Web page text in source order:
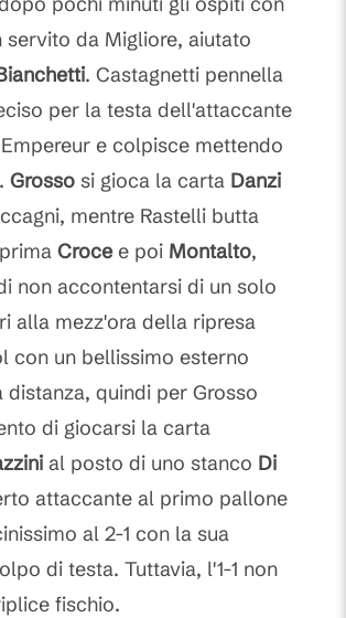
servito da Migliore, aiutato
. Castagnetti pennella
per la testa dell'attaccante
e colpisce mettendo
Grosso si gioca la carta Danzi
mentre Rastelli butta
Crocee poi Montalto,
non accontentarsi di un solo
alla mezz'ora della ripresa
con un bellissimo esterno
distanza, quindi per Grosso
di giocarsi la carta
al posto di uno stanco Di
attaccante al primo pallone
al 2-1 con la sua
di testa. Tuttavia, l'1-1 non
fischio.